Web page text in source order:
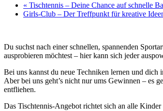
« Tischtennis – Deine Chance auf schnelle
Girls-Club – Der Treffpunkt für kreative
Du suchst nach einer schnellen, spannenden
ausprobieren möchtest – hier kann sich jeder
Bei uns kannst du neue Techniken lernen und
Aber bei uns geht’s nicht nur ums Gewinnen – es
entfliehen.
Das Tischtennis-Angebot richtet sich an alle